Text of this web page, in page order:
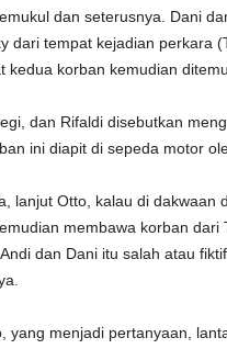
dan seterusnya. Dani
dari tempat kejadian perkara
kedua korban kemudian
dan Rifaldi disebutkan
ini diapit di sepeda motor
lanjut Otto, kalau di
membawa korban
dan Dani itu salah atau
yang menjadi pertanyaan,